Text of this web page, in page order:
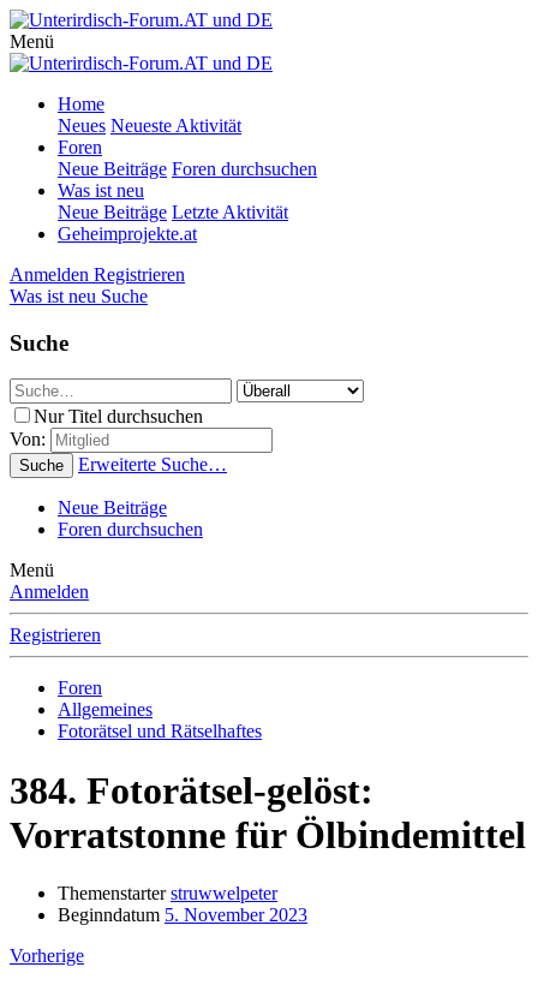
Menü
Home
Neues Neueste Aktivität
Foren
Neue Beiträge Foren durchsuchen
Was ist neu
Neue Beiträge Letzte Aktivität
Geheimprojekte.at
Anmelden Registrieren
Was ist neu Suche
Suche
Nur Titel durchsuchen
Von:
Suche Erweiterte Suche…
Neue Beiträge
Foren durchsuchen
Menü
Anmelden
Registrieren
Foren
Allgemeines
Fotorätsel und Rätselhaftes
384. Fotorätsel-gelöst:
Vorratstonne für Ölbindemittel
Themenstarter struwwelpeter
Beginndatum 5. November 2023
Vorherige